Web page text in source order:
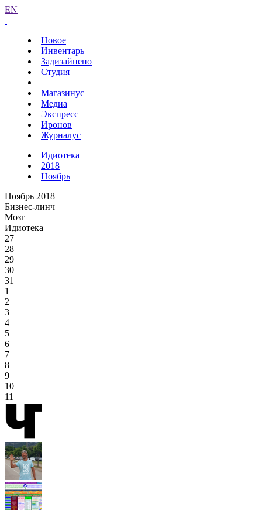
EN
Новое
Инвентарь
Задизайнено
Студия
Магазинус
Медиа
Экспресс
Иронов
Журналус
Идиотека
2018
Ноябрь
Ноябрь 2018
Бизнес-линч
Мозг
Идиотека
27
28
29
30
31
1
2
3
4
5
6
7
8
9
10
11